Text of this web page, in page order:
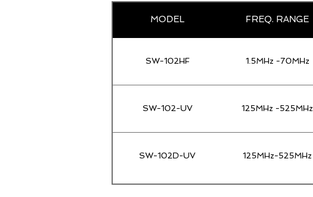
MODEL FREQ. RANGE
SW-102HF 1.5MHz -70MHz
SW-102-UV 125MHz -525MHz
SW-102D-UV 125MHz-525MHz